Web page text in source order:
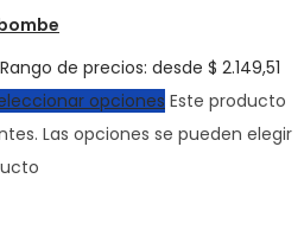
Rango de precios: desde $ 2.149,51
opciones Este producto
Las opciones se pueden elegir